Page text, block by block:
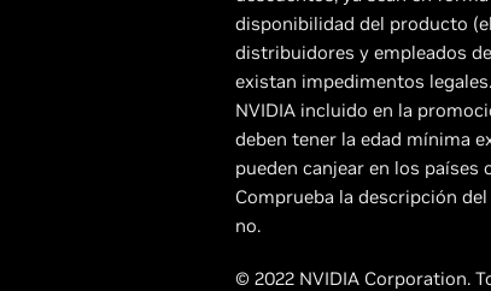
disponibilidad del producto
distribuidores y empleados
existan impedimentos
NVIDIA incluido en la
deben tener la edad mínima
pueden canjear en los países
Comprueba la descripción
no.
© 2022 NVIDIA Corporation.